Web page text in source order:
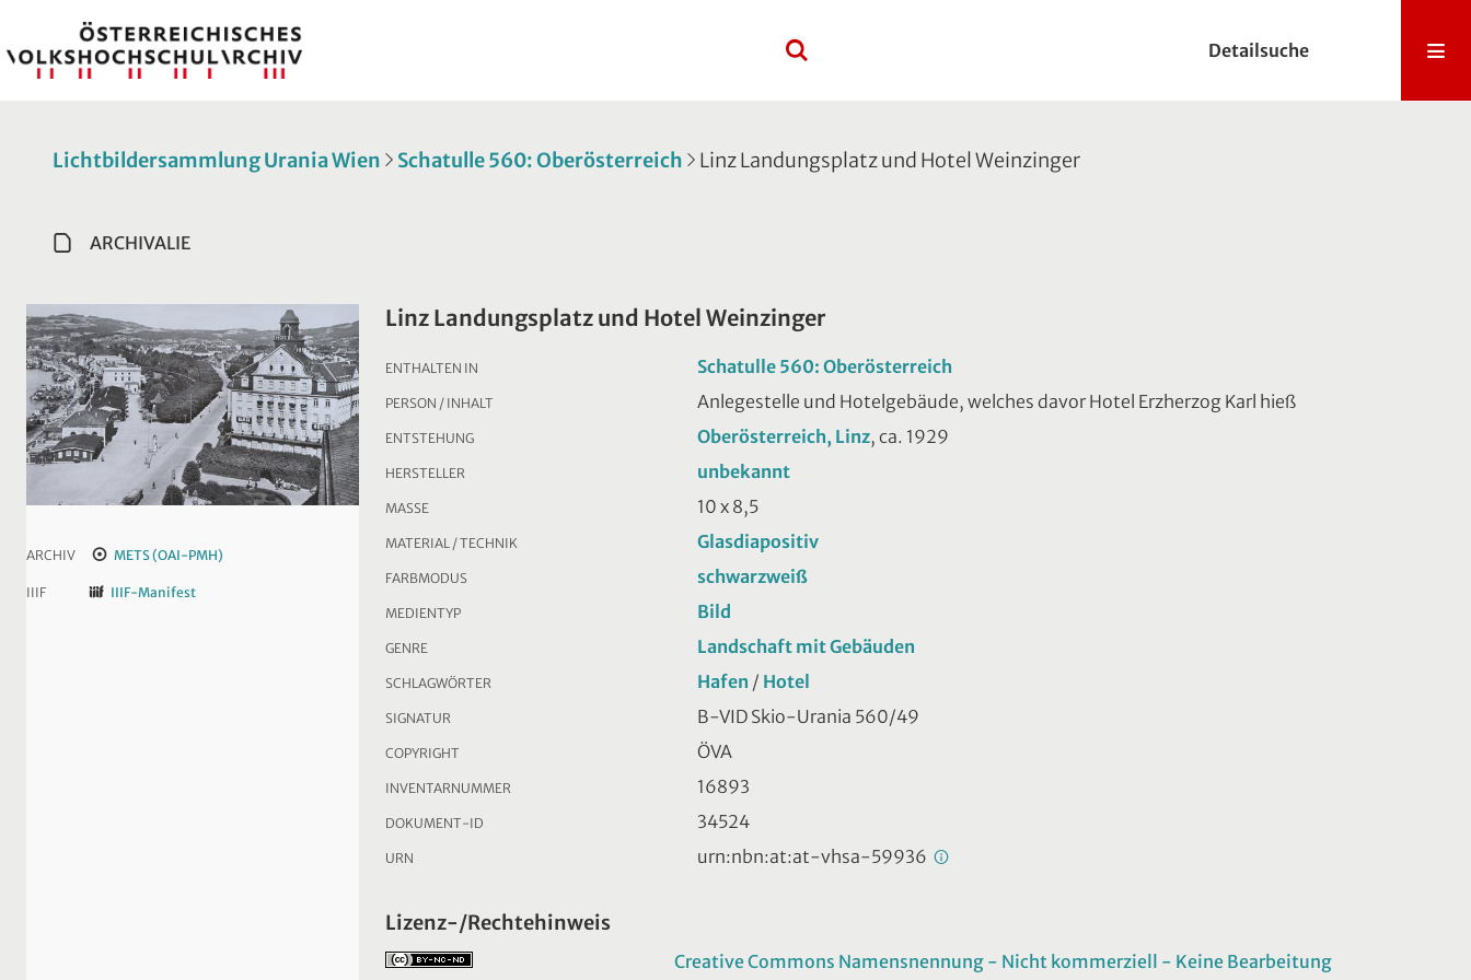
Detailsuche
Lichtbildersammlung Urania Wien Schatulle 560: Oberösterreich Linz Landungsplatz und Hotel Weinzinger
ARCHIVALIE
ARCHIV METS (OAI-PMH)
IIIF IIIF-Manifest
Linz Landungsplatz und Hotel Weinzinger
ENTHALTEN IN Schatulle 560: Oberösterreich
PERSON / INHALT Anlegestelle und Hotelgebäude, welches davor Hotel Erzherzog Karl hieß
ENTSTEHUNG Oberösterreich, Linz, ca. 1929
HERSTELLER unbekannt
MASSE 10 x 8,5
MATERIAL / TECHNIK Glasdiapositiv
FARBMODUS schwarzweiß
MEDIENTYP Bild
GENRE Landschaft mit Gebäuden
SCHLAGWÖRTER Hafen / Hotel
SIGNATUR B-VID Skio-Urania 560/49
COPYRIGHT ÖVA
INVENTARNUMMER 16893
DOKUMENT-ID 34524
URN urn:nbn:at:at-vhsa-59936
Lizenz-/Rechtehinweis
Creative Commons Namensnennung - Nicht kommerziell - Keine Bearbeitung